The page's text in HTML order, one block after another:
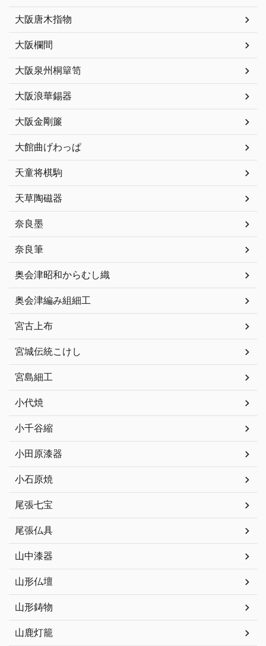
大阪唐木指物
大阪欄間
大阪泉州桐簞笥
大阪浪華錫器
大阪金剛簾
大館曲げわっぱ
天童将棋駒
天草陶磁器
奈良墨
奈良筆
奥会津昭和からむし織
奥会津編み組細工
宮古上布
宮城伝統こけし
宮島細工
小代焼
小千谷縮
小田原漆器
小石原焼
尾張七宝
尾張仏具
山中漆器
山形仏壇
山形鋳物
山鹿灯籠